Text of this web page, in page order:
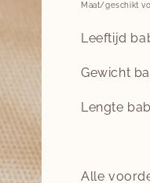
Maat/geschikt
Leeftijd
Gewicht
Lengte
Alle